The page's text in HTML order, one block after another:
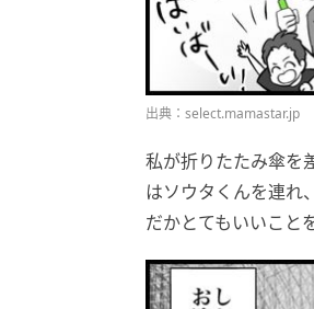
出典：select.mamastar.jp
私が折りたたみ傘を
はソウタくんを連れ
だかとてもいいこと